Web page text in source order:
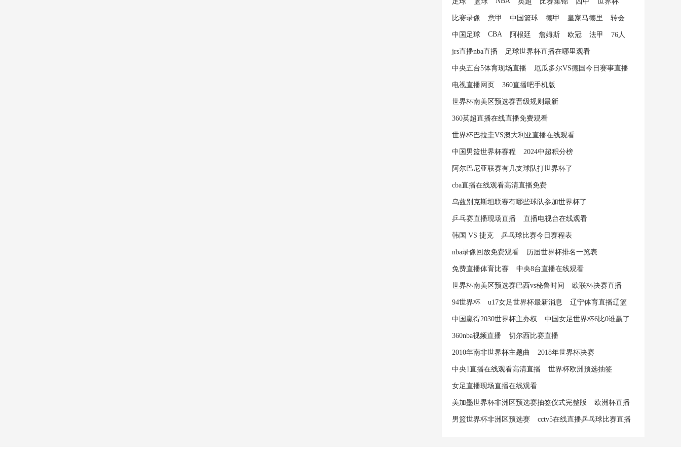
比赛录像 意甲 中国篮球 德甲 皇家马德里 转会
中国足球 CBA 阿根廷 詹姆斯 欧冠 法甲 76人
jrs直播nba直播 足球世界杯直播在哪里观看
中央五台5体育现场直播 厄瓜多尔VS德国今日赛事直播
电视直播网页 360直播吧手机版
世界杯南美区预选赛晋级规则最新
360英超直播在线直播免费观看
世界杯巴拉圭VS澳大利亚直播在线观看
中国男篮世界杯赛程 2024中超积分榜
阿尔巴尼亚联赛有几支球队打世界杯了
cba直播在线观看高清直播免费
乌兹别克斯坦联赛有哪些球队参加世界杯了
乒乓赛直播现场直播 直播电视台在线观看
韩国 VS 捷克 乒乓球比赛今日赛程表
nba录像回放免费观看 历届世界杯排名一览表
免费直播体育比赛 中央8台直播在线观看
世界杯南美区预选赛巴西vs秘鲁时间 欧联杯决赛直播
94世界杯 u17女足世界杯最新消息 辽宁体育直播辽篮
中国赢得2030世界杯主办权 中国女足世界杯6比0谁赢了
360nba视频直播 切尔西比赛直播
2010年南非世界杯主题曲 2018年世界杯决赛
中央1直播在线观看高清直播 世界杯欧洲预选抽签
女足直播现场直播在线观看
美加墨世界杯非洲区预选赛抽签仪式完整版 欧洲杯直播
男篮世界杯非洲区预选赛 cctv5在线直播乒乓球比赛直播